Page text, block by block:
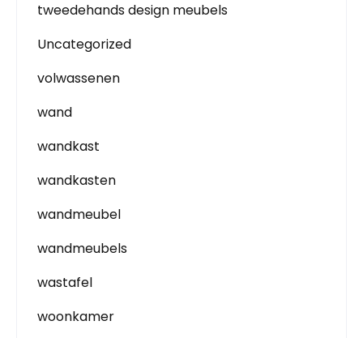
tweedehands design meubels
Uncategorized
volwassenen
wand
wandkast
wandkasten
wandmeubel
wandmeubels
wastafel
woonkamer